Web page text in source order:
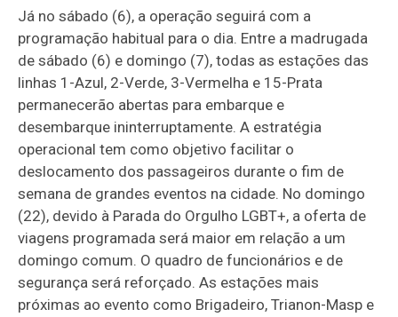
Já no sábado (6), a operação seguirá com a
programação habitual para o dia. Entre a madrugada
de sábado (6) e domingo (7), todas as estações das
linhas 1-Azul, 2-Verde, 3-Vermelha e 15-Prata
permanecerão abertas para embarque e
desembarque ininterruptamente. A estratégia
operacional tem como objetivo facilitar o
deslocamento dos passageiros durante o fim de
semana de grandes eventos na cidade. No domingo
(22), devido à Parada do Orgulho LGBT+, a oferta de
viagens programada será maior em relação a um
domingo comum. O quadro de funcionários e de
segurança será reforçado. As estações mais
próximas ao evento como Brigadeiro, Trianon-Masp e